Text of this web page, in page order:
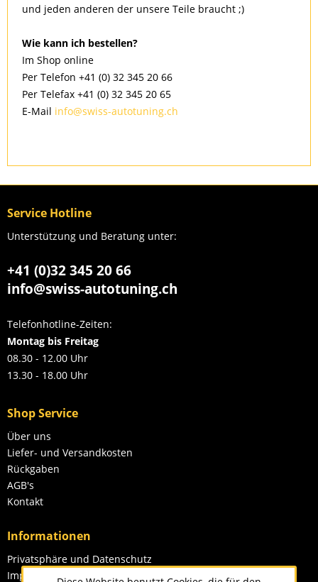
und jeden anderen der unsere Teile braucht ;)
Wie kann ich bestellen?
Im Shop online
Per Telefon +41 (0) 32 345 20 66
Per Telefax +41 (0) 32 345 20 65
E-Mail info@swiss-autotuning.ch
Service Hotline
Unterstützung und Beratung unter:
+41 (0)32 345 20 66
info@swiss-autotuning.ch
Telefonhotline-Zeiten:
Montag bis Freitag
08.30 - 12.00 Uhr
13.30 - 18.00 Uhr
Shop Service
Über uns
Liefer- und Versandkosten
Rückgaben
AGB's
Kontakt
Informationen
Privatsphäre und Datenschutz
Impressum